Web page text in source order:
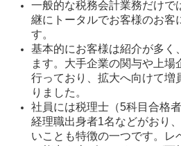
相続対策
事業承継
所得税対策
税理士変更のご検討
経営者お役立ち情報
一般的な税務会計業務だけで
継にトータルでお客様のお客
す。
基本的にお客様は紹介が多く
ます。大手企業の関与や上場
行っており、拡大へ向けて増
りました。
社員には税理士（5科目合格
経理職出身者1名などがおり
いことも特徴の一つです。レ